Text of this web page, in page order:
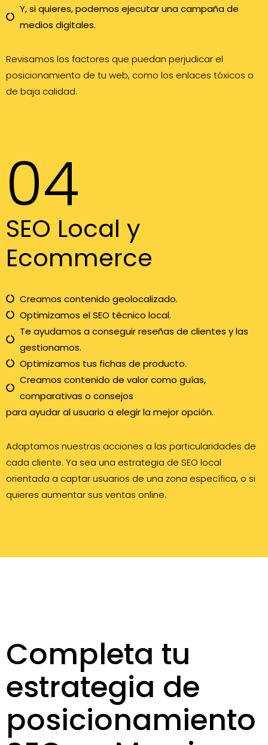
Y, si quieres, podemos ejecutar una campaña de
medios digitales.
Revisamos los factores que puedan perjudicar el
posicionamiento de tu web, como los enlaces tóxicos o
de baja calidad.
04
SEO Local y
Ecommerce
Creamos contenido geolocalizado.
Optimizamos el SEO técnico local.
Te ayudamos a conseguir reseñas de clientes y las
gestionamos.
Optimizamos tus fichas de producto.
Creamos contenido de valor como guías,
comparativas o consejos
para ayudar al usuario a elegir la mejor opción.
Adaptamos nuestras acciones a las particularidades de
cada cliente. Ya sea una estrategia de SEO local
orientada a captar usuarios de una zona específica, o si
quieres aumentar sus ventas online.
Completa tu
estrategia de
posicionamiento